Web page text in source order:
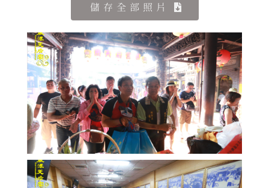
儲存全部照片